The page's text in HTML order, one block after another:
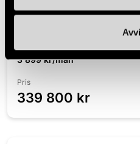
10
3 899 kr/mån
Pris
339 800 kr